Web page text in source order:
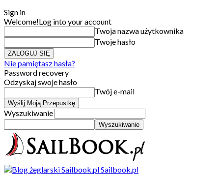
Sign in
Welcome!Log into your account
Twoja nazwa użytkownika
Twoje hasło
Nie pamiętasz hasła?
Password recovery
Odzyskaj swoje hasło
Twój e-mail
Wyszukiwanie
Sailbook.pl